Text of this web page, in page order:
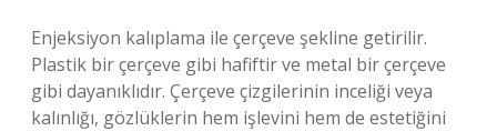
Enjeksiyon kalıplama ile çerçeve şekline getirilir.
Plastik bir çerçeve gibi hafiftir ve metal bir çerçeve
gibi dayanıklıdır. Çerçeve çizgilerinin inceliği veya
kalınlığı, gözlüklerin hem işlevini hem de estetiğini